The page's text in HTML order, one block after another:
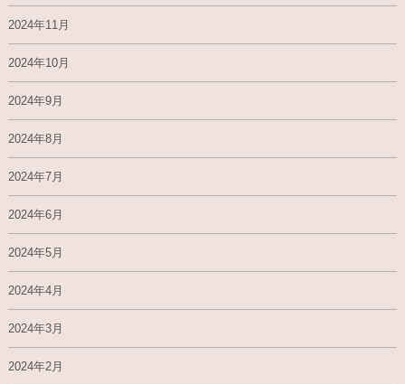
2024年11月
2024年10月
2024年9月
2024年8月
2024年7月
2024年6月
2024年5月
2024年4月
2024年3月
2024年2月